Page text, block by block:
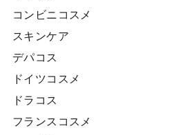
コンビニコスメ
スキンケア
デパコス
ドイツコスメ
ドラコス
フランスコスメ